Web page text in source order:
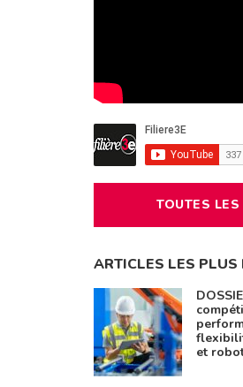
TOUTES
ARTICLES LES PLUS
et